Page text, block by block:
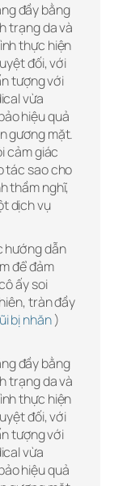
đầy bằng
trạng da và
thực hiện
đối, với
tượng với
vừa
hiệu quả
gương mặt.
cảm giác
tác sao cho
thầm nghĩ,
dịch vụ
hướng dẫn
để đảm
ấy soi
tràn đầy
bị nhăn)
đầy bằng
trạng da và
thực hiện
đối, với
tượng với
vừa
hiệu quả